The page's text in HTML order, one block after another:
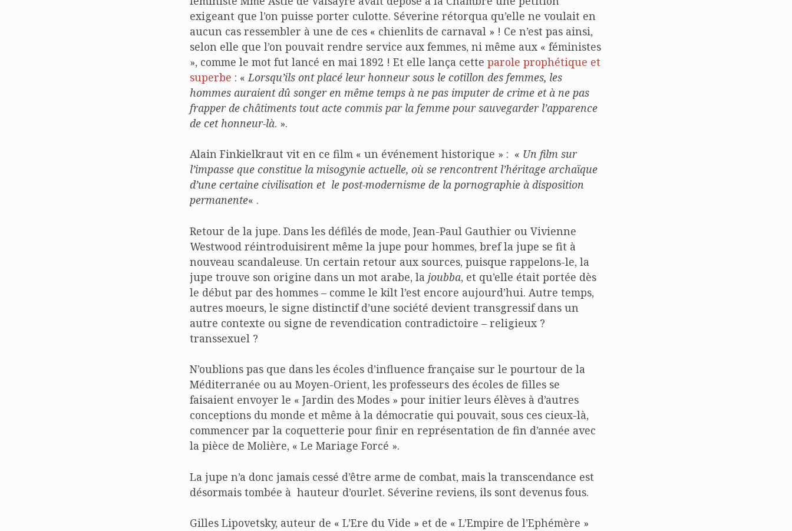
exigeant que l’on puisse porter culotte. Séverine rétorqua qu’elle ne voulait en
aucun cas ressembler à une de ces « chienlits de carnaval » ! Ce n’est pas ainsi,
selon elle que l’on pouvait rendre service aux femmes, ni même aux « féministes
», comme le mot fut lancé en mai 1892 ! Et elle lança cette parole prophétique et
superbe : «Lorsqu’ils ont placé leur honneur sous le cotillon des femmes, les
hommes auraient dû songer en même temps à ne pas imputer de crime et à ne pas
frapper de châtiments tout acte commis par la femme pour sauvegarder l’apparence
de cet honneur-là. ».
Alain Finkielkraut vit en ce film « un événement historique » : « Un film sur
l’impasse que constitue la misogynie actuelle, où se rencontrent l’héritage archaïque
d’une certaine civilisation et le post-modernisme de la pornographie à disposition
permanente« .
Retour de la jupe. Dans les défilés de mode, Jean-Paul Gauthier ou Vivienne
Westwood réintroduisirent même la jupe pour hommes, bref la jupe se fit à
nouveau scandaleuse. Un certain retour aux sources, puisque rappelons-le, la
jupe trouve son origine dans un mot arabe, la joubba, et qu’elle était portée dès
le début par des hommes – comme le kilt l’est encore aujourd’hui. Autre temps,
autres moeurs, le signe distinctif d’une société devient transgressif dans un
autre contexte ou signe de revendication contradictoire – religieux ?
transsexuel ?
N’oublions pas que dans les écoles d’influence française sur le pourtour de la
Méditerranée ou au Moyen-Orient, les professeurs des écoles de filles se
faisaient envoyer le « Jardin des Modes » pour initier leurs élèves à d’autres
conceptions du monde et même à la démocratie qui pouvait, sous ces cieux-là,
commencer par la coquetterie pour finir en représentation de fin d’année avec
la pièce de Molière, « Le Mariage Forcé ».
La jupe n’a donc jamais cessé d’être arme de combat, mais la transcendance est
désormais tombée à hauteur d’ourlet. Séverine reviens, ils sont devenus fous.
Gilles Lipovetsky, auteur de « L’Ere du Vide » et de « L’Empire de l’Ephémère »